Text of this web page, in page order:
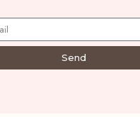
Send